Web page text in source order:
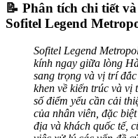
📝 Phân tích chi tiết
Sofitel Legend
Sofitel Legend
kính ngay giữa lòng
sang trọng và vị trí
khen về kiến trúc và vị
số điểm yếu cần cải
của nhân viên, đặc
địa và khách quốc tế,